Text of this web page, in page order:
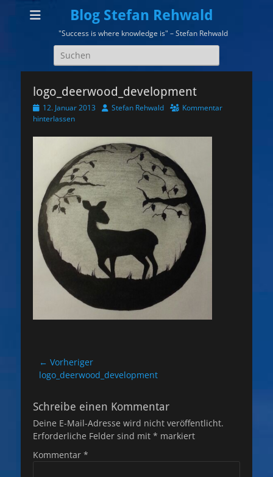
Blog Stefan Rehwald
"Success is where knowledge is" – Stefan Rehwald
Suchen
nach:
logo_deerwood_development
Veröffentlicht
am
12. Januar 2013 AutorStefan Rehwald
Kommentar
hinterlassen
Beitragsnavigation
← Vorheriger
Vorheriger
logo_deerwood_development
Schreibe einen Kommentar
Deine E-Mail-Adresse wird nicht veröffentlicht.
Erforderliche Felder sind mit * markiert
Kommentar *